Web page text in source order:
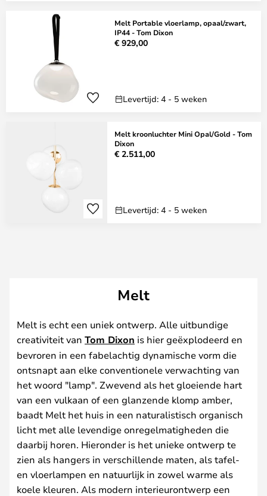
Melt Portable vloerlamp, opaal/zwart,
IP44 - Tom Dixon
€ 929,00
Levertijd: 4 - 5 weken
Melt kroonluchter Mini Opal/Gold - Tom
Dixon
€ 2.511,00
Levertijd: 4 - 5 weken
Melt
Melt is echt een uniek ontwerp. Alle uitbundige
creativiteit van Tom Dixon is hier geëxplodeerd en
bevroren in een fabelachtig dynamische vorm die
ontsnapt aan elke conventionele verwachting van
het woord "lamp". Zwevend als het gloeiende hart
van een vulkaan of een glanzende klomp amber,
baadt Melt het huis in een naturalistisch organisch
licht met alle levendige onregelmatigheden die
daarbij horen. Hieronder is het unieke ontwerp te
zien als hangers in verschillende maten, als tafel-
en vloerlampen en natuurlijk in zowel warme als
koele kleuren. Als modern interieurontwerp een